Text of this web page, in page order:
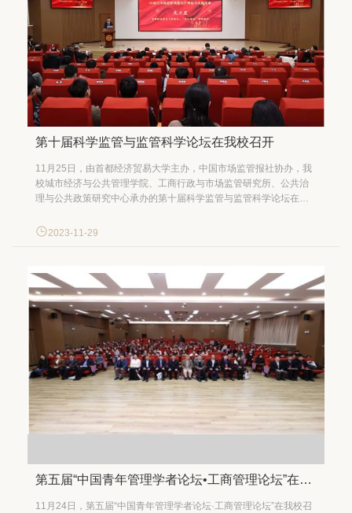
第十届科学监管与监管科学论坛在我校召开
11月25日，由首都经济贸易大学主办，中国市场监管报社协办，我
校城市经济与公共管理学院、工商行政与市场监管研究所、公共治
理与公共政策研究中心承办的第十届科学监管与监管科学论坛在我
索”为主题，围绕中国式市场监管现代化的重大问题进行了深入交
2023-11-29
第五届“中国青年管理学者论坛•工商管理论坛”在我校召开
11月24日，第五届“中国青年管理学者论坛·工商管理论坛”在我校召